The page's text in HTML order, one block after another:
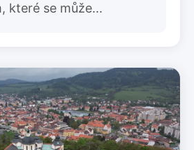
které se může...